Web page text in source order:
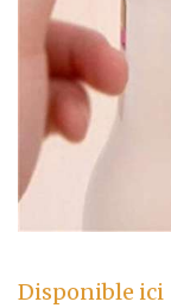
Disponible ici